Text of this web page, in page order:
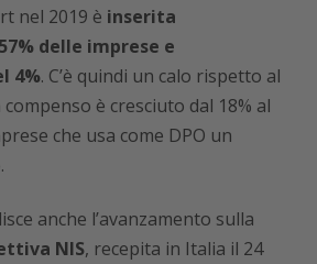
nel 2019 è inserita
delle imprese e
4%. C’è quindi un calo rispetto al
compenso è cresciuto dal 18% al
che usa come DPO un
anche l’avanzamento sulla
NIS, recepita in Italia il 24